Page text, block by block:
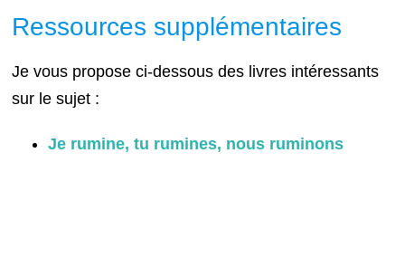
Ressources supplémentaires
Je vous propose ci-dessous des livres intéressants
sur le sujet :
Je rumine, tu rumines, nous ruminons